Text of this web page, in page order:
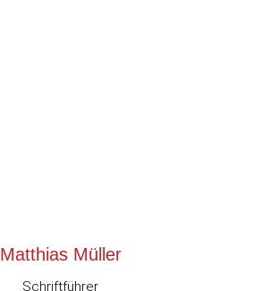
Matthias Müller
Schriftführer